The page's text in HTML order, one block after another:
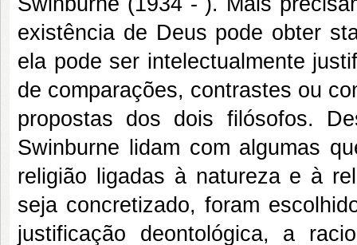
existência de Deus pode obter
ela pode ser intelectualmente
de comparações, contrastes ou
propostas dos dois filósofos.
Swinburne lidam com algumas
religião ligadas à natureza e à
seja concretizado, foram
justificação deontológica, a